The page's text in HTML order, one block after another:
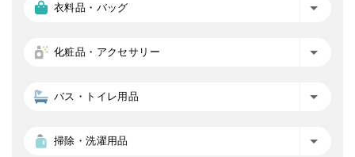
衣料品・バッグ
化粧品・アクセサリー
バス・トイレ用品
掃除・洗濯用品